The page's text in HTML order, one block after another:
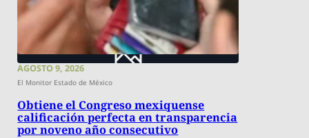
AGOSTO 9, 2026
El Monitor Estado de México
Obtiene el Congreso mexiquense
calificación perfecta en transparencia
por noveno año consecutivo